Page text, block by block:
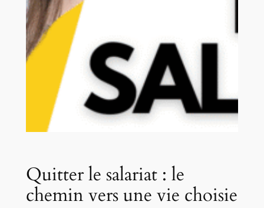
Quitter le salariat : le
chemin vers une vie choisie